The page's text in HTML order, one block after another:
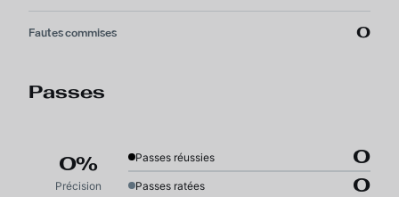
Fautes commises 0
Passes
0%
Précision
Passes réussies 0
Passes ratées 0